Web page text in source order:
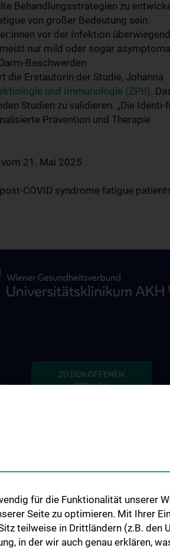
Behandlungsstrategien zu
von großer Bedeutung sein.
vor der Infektion
nur mild oder sogar
Beschwerden
die Erstautorin der Studie, Johanna
und Immunologie (ZPII).
Studien zu validieren. „Die Identi-
Prävention und Therapie
21. Mai 2025
COVID syndrome fatigue
ZU DEN OFFENEN
STELLEN
für die Funktionalität unserer
Seite zu optimieren. Mit Ihrer
teilweise in Drittländern (z.B. den
in der wir auch genau erklären,